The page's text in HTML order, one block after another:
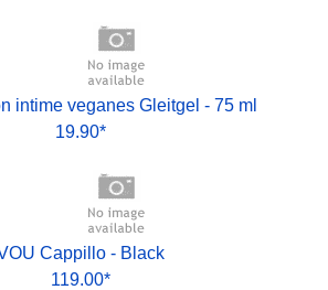
intime veganes Gleitgel - 75 ml
19.90*
Cappillo - Black
119.00*